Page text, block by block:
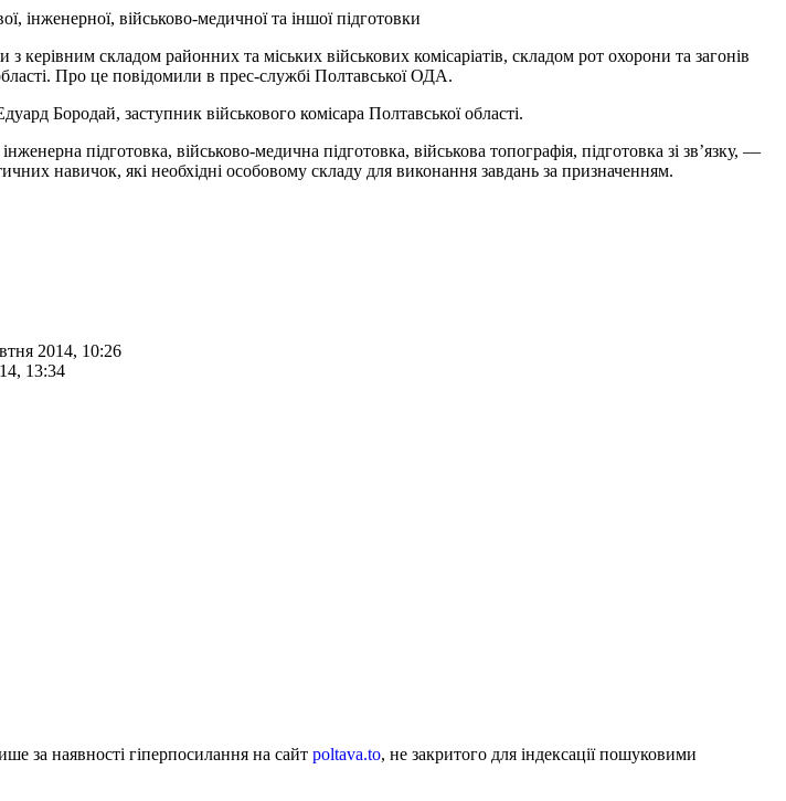
інженерної, військово-медичної та іншої підготовки
складом районних та міських військових комісаріатів, складом рот охорони та загонів
Про це повідомили в прес-службі Полтавської ОДА.
Бородай, заступник військового комісара Полтавської області.
підготовка, військово-медична підготовка, військова топографія, підготовка зі зв’язку, —
навичок, які необхідні особовому складу для виконання завдань за призначенням.
2014, 10:26
13:34
за наявності гіперпосилання на сайт poltava.to, не закритого для індексації пошуковими